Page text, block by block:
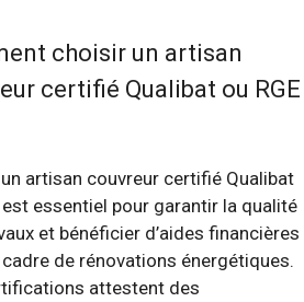
choisir un artisan
certifié Qualibat ou RGE
artisan couvreur certifié Qualibat
est essentiel pour garantir la qualité
et bénéficier d’aides financières
de rénovations énergétiques.
attestent des